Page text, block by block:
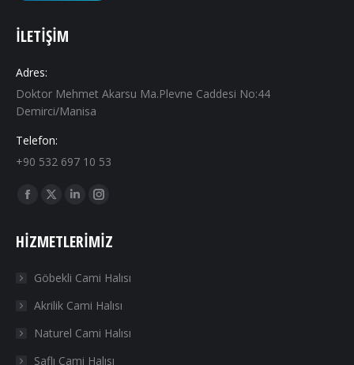
İLETIŞIM
Adres:
Doktor Mehmet Akarsu Ma.Plevne Caddesi No:44
Demirci/Manisa
Telefon:
+90 532 697 10 53
Find us on:
Facebook
opens
new
window
X
opens
new
window
Linkedin
opens
new
window
Instagram
opens
new
window
HIZMETLERIMIZ
Göbekli Cami Halısı
Akrilik Cami Halısı
Naturel Cami Halısı
Saflı Cami Halısı